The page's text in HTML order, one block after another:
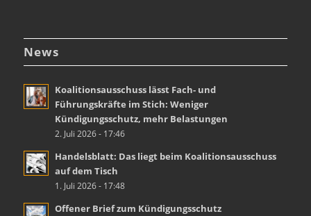
News
Koalitionsausschuss lässt Fach- und
Führungskräfte im Stich: Weniger
Kündigungsschutz, mehr Belastungen
2. Juli 2026 - 17:46
Handelsblatt: Das liegt beim Koalitionsausschuss
auf dem Tisch
1. Juli 2026 - 17:48
Offener Brief zum Kündigungsschutz